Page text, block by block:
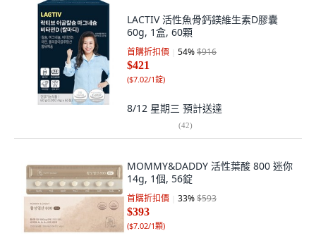
LACTIV 活性魚骨鈣鎂維生素D膠囊
60g, 1盒, 60顆
首購折扣價 54%$916
$421
($7.02/1錠)
8/12 星期三 預計送達
(42)
MOMMY&DADDY 活性葉酸 800 迷你
14g, 1個, 56錠
首購折扣價 33%$593
$393
($7.02/1顆)